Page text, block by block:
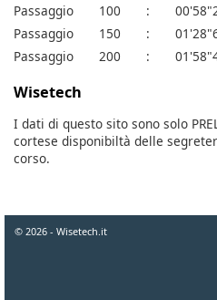
Passaggio
100 :
Passaggio
150 :
Passaggio
200 :
Wisetech
I dati di questo sito sono solo
cortese disponibiltà delle
corso.
© 2026 - Wisetech.it